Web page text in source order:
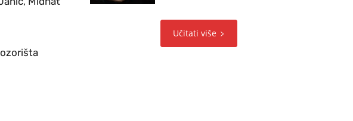
Učitati više